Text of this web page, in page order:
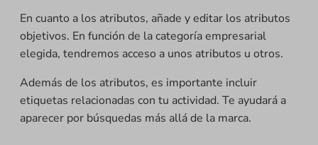
En cuanto a los atributos, añade y editar los atributos
objetivos. En función de la categoría empresarial
elegida, tendremos acceso a unos atributos u otros.
Además de los atributos, es importante incluir
etiquetas relacionadas con tu actividad. Te ayudará a
aparecer por búsquedas más allá de la marca.